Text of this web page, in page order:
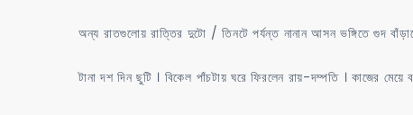
অন্য রাতগুলোয় রাত্তির দুটো / তিনটে পর্যন্ত নানান আসন ভঙ্গিতে গুদ
টানা দশ দিন ছুটি । বিকেল পাঁচটায় ঘরে ফিরলেন রায়-দম্পতি । কাজের মেয়ে